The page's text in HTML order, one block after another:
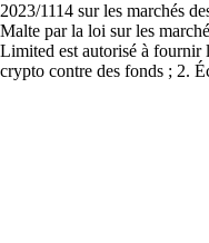
Fondation
2016